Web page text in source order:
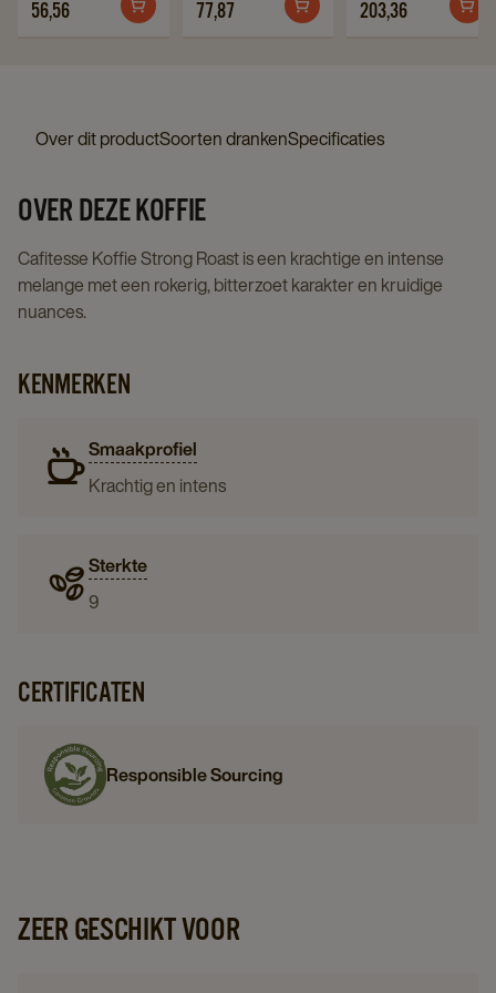
Koffiemelk
56,56
Koffiemelk
77,87
details
page
Espresso
details
203,36
Over dit productSoorten drankenSpecificaties
OVER DEZE KOFFIE
Cafitesse Koffie Strong Roast is een krachtige en intense
melange met een rokerig, bitterzoet karakter en kruidige
nuances.
KENMERKEN
Smaakprofiel
Krachtig en intens
Sterkte
9
CERTIFICATEN
Responsible Sourcing
ZEER GESCHIKT VOOR